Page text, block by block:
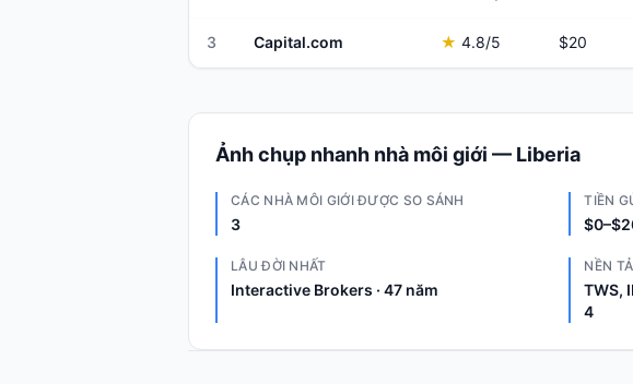
3 Capital.com ★ 4.8/5 $20
Ảnh chụp nhanh nhà môi giới — Liberia
CÁC NHÀ MÔI GIỚI ĐƯỢC SO SÁNH
3
TIỀN
LÂU ĐỜI NHẤT
Interactive Brokers · 47 năm
NỀN
TWS,
4